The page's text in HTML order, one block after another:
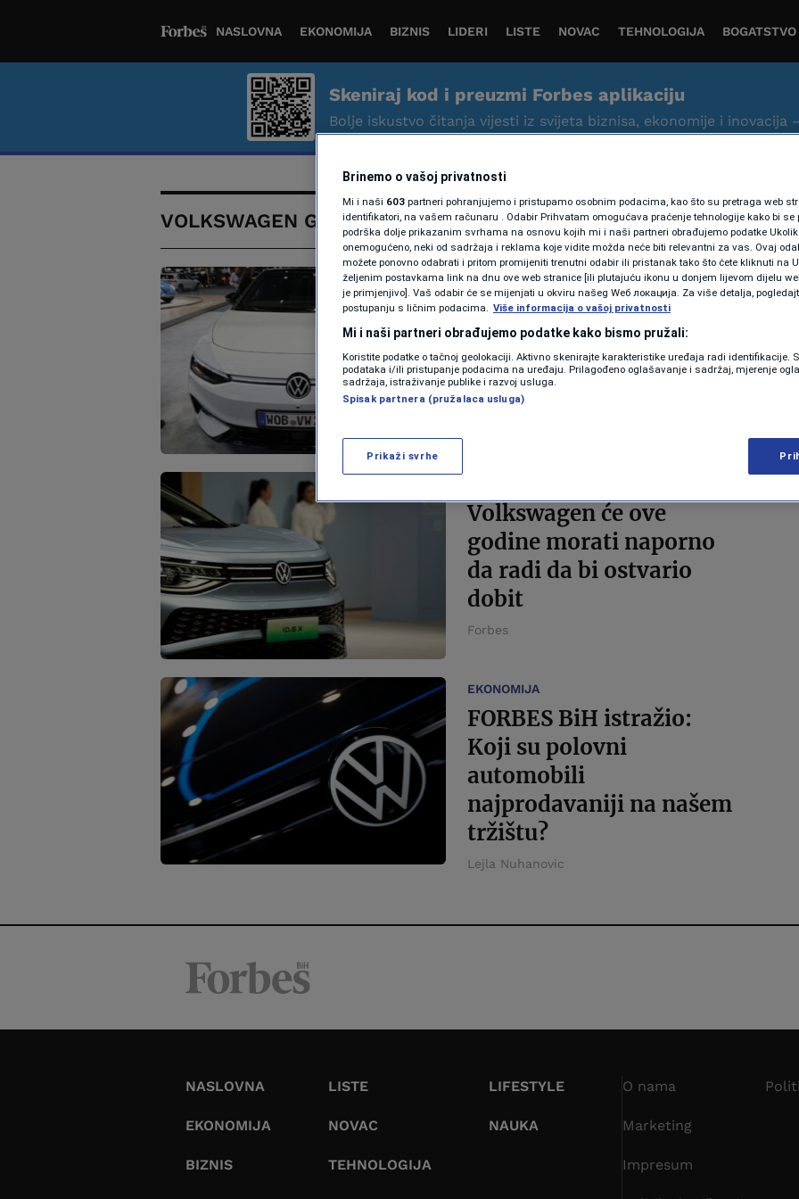
NASLOVNA EKONOMIJA BIZNIS LIDERI LISTE NOVAC TEHNOLOGIJA BOGATSTVO
Skeniraj kod i preuzmi Forbes aplikaciju
Bolje iskustvo čitanja vijesti iz svijeta biznisa, ekonomije i inovacija
VOLKSWAGEN GOLF
BIZNIS
Nijemci ulažu milijarde u
pogone za proizvodnju
automobila u Kini
Forbes Slovenija
Volkswagen će ove
godine morati naporno
da radi da bi ostvario
dobit
Forbes
EKONOMIJA
FORBES BiH istražio:
Koji su polovni
automobili
najprodavaniji na našem
tržištu?
Lejla Nuhanovic
NASLOVNA
EKONOMIJA
BIZNIS
LISTE
NOVAC
TEHNOLOGIJA
LIFESTYLE
NAUKA
O nama
Marketing
Impresum
Brinemo o vašoj privatnosti
Mi i naši 603 partneri pohranjujemo i pristupamo osobnim podacima, kao što su pretraga web
identifikatori, na vašem računaru . Odabir Prihvatam omogućava praćenje tehnologije kako bi se
podrška dolje prikazanim svrhama na osnovu kojih mi i naši partneri obrađujemo podatke
onemogućeno, neki od sadržaja i reklama koje vidite možda neće biti relevantni za vas. Ovaj
možete ponovno odabrati i pritom promijeniti trenutni odabir ili pristanak tako što ćete kliknuti na
željenim postavkama link na dnu ove web stranice [ili plutajuću ikonu u donjem lijevom dijelu
je primjenjivo]. Vaš odabir će se mijenjati u okviru našeg Wеб локација. Za više detalja,
postupanju s ličnim podacima. Više informacija o vašoj privatnosti
Mi i naši partneri obrađujemo podatke kako bismo pružali:
Koristite podatke o tačnoj geolokaciji. Aktivno skenirajte karakteristike uređaja radi identifikacije.
podataka i/ili pristupanje podacima na uređaju. Prilagođeno oglašavanje i sadržaj, mjerenje
sadržaja, istraživanje publike i razvoj usluga.
Spisak partnera (pružalaca usluga)
Prikaži svrhe